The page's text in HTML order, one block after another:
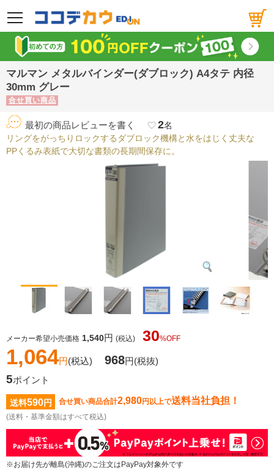
メニュー
マルマン メタルバインダー(ダブロック) A4タテ 内径
30mm グレー
合せ買い商品
最初の商品レビューを書く favorite_border2名
リングをがっちりロックするダブロック機構と水をはじく丈夫な
PPくるみ表紙で大切な書類の長期間保存に。
メーカー希望小売価格 1,540円 (税込) 30%OFF
1,064円(税込) 968円(税抜)
5ポイント
送料590円 合せ買い商品合計2,980円以上で送料当社負担！
(送料・基準金額はすべて税込)
※お届け先が離島(沖縄)のご注文はPayPay対象外です